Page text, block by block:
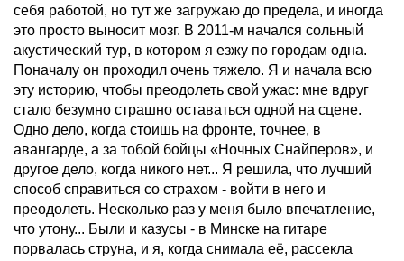
себя работой, но тут же загружаю до предела, и иногда
это просто выносит мозг. В 2011-м начался сольный
акустический тур, в котором я езжу по городам одна.
Поначалу он проходил очень тяжело. Я и начала всю
эту историю, чтобы преодолеть свой ужас: мне вдруг
стало безумно страшно оставаться одной на сцене.
Одно дело, когда стоишь на фронте, точнее, в
авангарде, а за тобой бойцы «Ночных Снайперов», и
другое дело, когда никого нет... Я решила, что лучший
способ справиться со страхом - войти в него и
преодолеть. Несколько раз у меня было впечатление,
что утону... Были и казусы - в Минске на гитаре
порвалась струна, и я, когда снимала её, рассекла